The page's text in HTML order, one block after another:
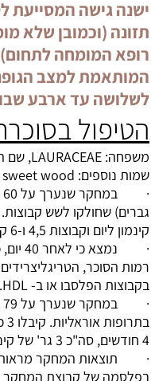
המושלם.
ישנה גישה המסייעת
תזונה (וכמובן שלא
רופא המומחה
המותאמת למצב
לשלושה עד ארבע
הטיפול
שמות נוספים: Chinese cinnamon, sweet wood.
קינמון ליום וקבוצות 4,5 ו-6 קיבלו פלסבו.
·
בקבוצות הפלסבו או ב- HDL.
· במחקר שנערך על 79 חולי
4 חודשים, סה"כ 3 גר' של קינמון ליום.
· תוצאות המחקר מראות
בפלסמה של קבוצת המחקר